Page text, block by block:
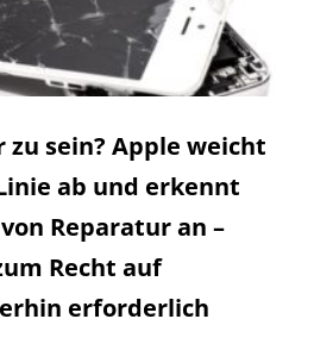
zu sein? Apple weicht
ab und erkennt
Reparatur an –
Recht auf
erforderlich